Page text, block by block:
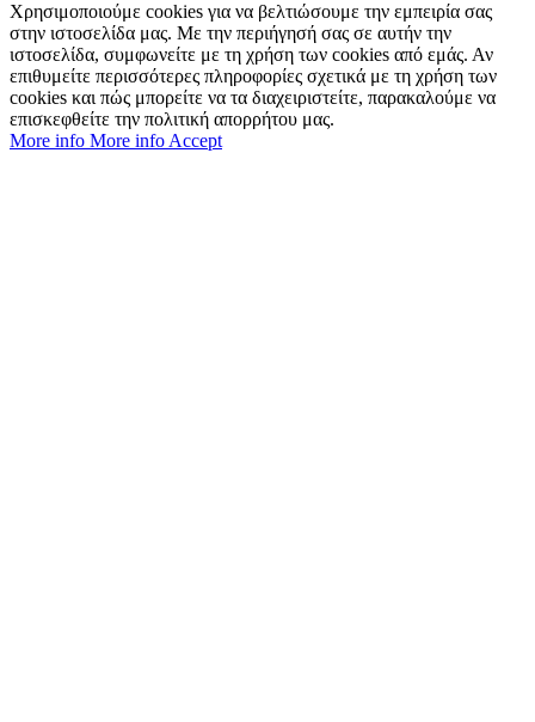
Χρησιμοποιούμε cookies για να βελτιώσουμε την εμπειρία σας
στην ιστοσελίδα μας. Με την περιήγησή σας σε αυτήν την
ιστοσελίδα, συμφωνείτε με τη χρήση των cookies από εμάς. Αν
επιθυμείτε περισσότερες πληροφορίες σχετικά με τη χρήση των
cookies και πώς μπορείτε να τα διαχειριστείτε, παρακαλούμε να
επισκεφθείτε την πολιτική απορρήτου μας.
More info More info Accept